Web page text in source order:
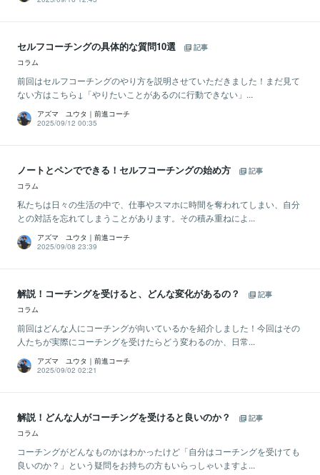
セルフコーチングの具体的な質問10選
記事
コラム
前回はセルフコーチングのやり方を説明させていただきました！まだ見て
ない方はこちら↓「やりたいことがあるのに行動できない」...
アズマ ユウタ｜前進コーチ
2025/09/12 00:35
ノートとペンでできる！セルフコーチングの始め方
記事
コラム
私たちは日々の生活の中で、仕事やスマホに時間を奪われてしまい、自分
との対話を忘れてしまうことがあります。その積み重ねによ...
アズマ ユウタ｜前進コーチ
2025/09/08 23:39
解説！コーチングを受けると、どんな変化があるの？
記事
コラム
前回はどんな人にコーチングが向いているかを紹介しました！今回はその
人たちが実際にコーチングを受けたらどう変わるのか、日常...
アズマ ユウタ｜前進コーチ
2025/09/02 02:21
解説！どんな人がコーチングを受けると良いのか？
記事
コラム
コーチングがどんなものかはわかったけど「自分はコーチングを受けても
良いのか？」という疑問をお持ちの方もいらっしゃいますよ...